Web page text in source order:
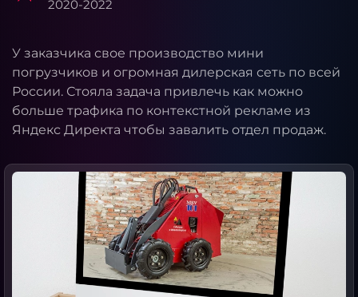
2020-2022
У заказчика свое производство мини
погрузчиков и огромная дилерская сеть по всей
России. Стояла задача привлечь как можно
больше трафика по контекстной рекламе из
Яндекс Директа чтобы завалить отдел продаж.